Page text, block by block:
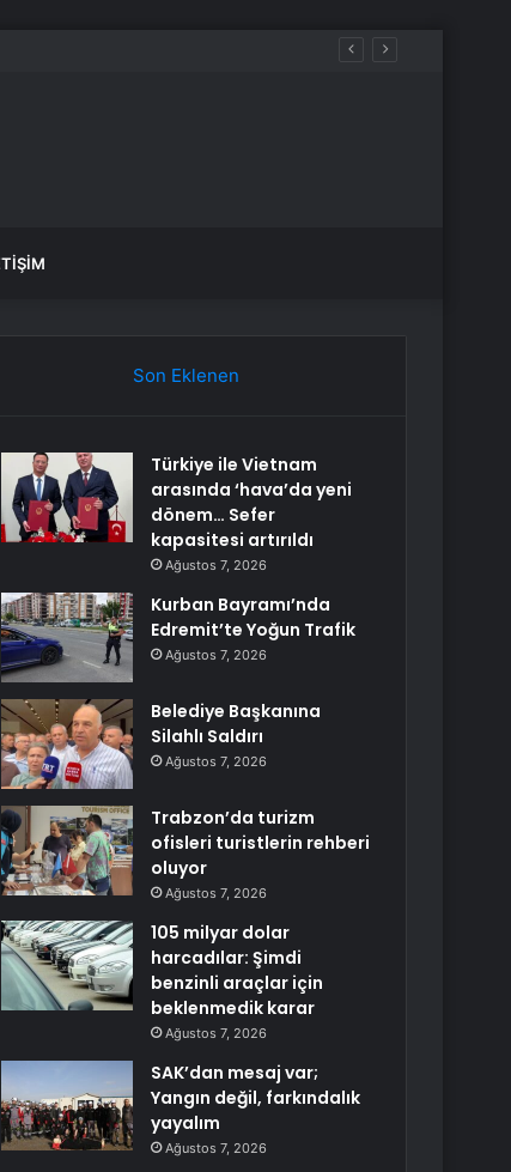
Son Eklenen
Türkiye ile Vietnam
arasında ‘hava’da yeni
dönem… Sefer
kapasitesi artırıldı
Ağustos 7, 2026
Kurban Bayramı’nda
Edremit’te Yoğun Trafik
Ağustos 7, 2026
Belediye Başkanına
Silahlı Saldırı
Ağustos 7, 2026
Trabzon’da turizm
ofisleri turistlerin rehberi
oluyor
Ağustos 7, 2026
105 milyar dolar
harcadılar: Şimdi
benzinli araçlar için
beklenmedik karar
Ağustos 7, 2026
SAK’dan mesaj var;
Yangın değil, farkındalık
yayalım
Ağustos 7, 2026